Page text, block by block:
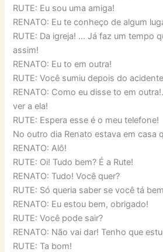
RUTE: Eu sou uma amiga!
RENATO: Eu te conheço de algum
RUTE: Da igreja! … Já faz um tempo
assim!
RENATO: Eu to em outra!
RUTE: Você sumiu depois do
RENATO: Como eu disse to em
ver a ela!
RUTE: Espera esse é o meu telefone!
No outro dia Renato estava em casa
RENATO: Alô!
RUTE: Oi! Tudo bem? É a Rute!
RENATO: Tudo! Você quer?
RUTE: Só queria saber se você tá
RENATO: Eu estou bem, obrigado!
RUTE: Você pode sair?
RENATO: Não vai dar! Tenho que
RUTE: Ta bom!